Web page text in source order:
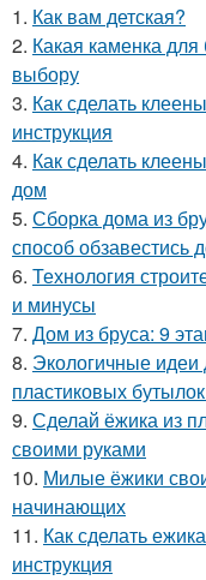
1. Как вам детская?
2. Какая каменка
выбору
3. Как сделать
инструкция
4. Как сделать
дом
5. Сборка дома из
способ обзавестись
6. Технология
и минусы
7. Дом из бруса: 9
8. Экологичные идеи
пластиковых
9. Сделай ёжика из
своими руками
10. Милые ёжики
начинающих
11. Как сделать
инструкция